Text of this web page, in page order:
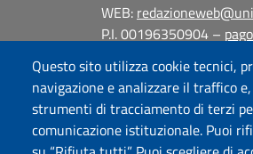
Questo sito utilizza cookie tecnici,
navigazione e analizzare il traffico
strumenti di tracciamento di terzi
comunicazione istituzionale. Puoi
WEB:
P.I. 00196350904 –